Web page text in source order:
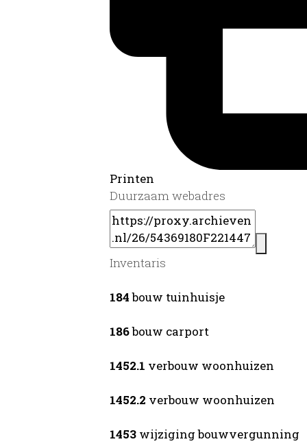
Printen
Duurzaam webadres
Inventaris
184bouw tuinhuisje
186bouw carport
1452.1 verbouw woonhuizen
1452.2 verbouw woonhuizen
1453 wijziging bouwvergunning